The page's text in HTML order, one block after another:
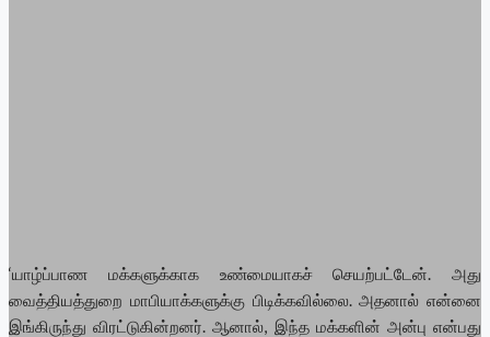
‘யாழ்ப்பாண மக்களுக்காக உண்மையாகச் செயற்பட்டேன். அது
வைத்தியத்துறை மாபியாக்களுக்கு பிடிக்கவில்லை. அதனால் என்னை
இங்கிருந்து விரட்டுகின்றனர். ஆனால், இந்த மக்களின் அன்பு என்பது